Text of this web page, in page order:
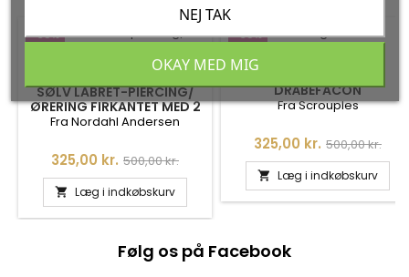
-35%
SØLV LABRET-PIERCING/
ØRERING FIRKANTET MED 2
ZIRKONIA
Fra Nordahl Andersen
Pris
325,00 kr. Normalpris
500,00 kr.
 Læg i indkøbskurv
-35%
ØREHÆNGER I SØLV -
DRÅBEFACON
Fra Scrouples
Pris
325,00 kr. Normalpris
500,00 kr.
 Læg i indkøbskurv
Følg os på Facebook
NEJ TAK
OKAY MED MIG